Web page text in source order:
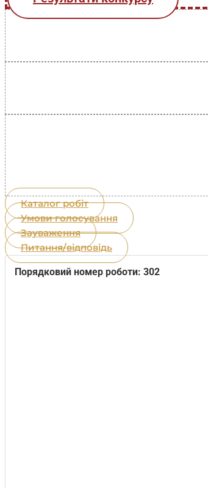
Каталог робіт
Умови голосування
Зауваження
Питання/відповідь
Порядковий номер роботи: 302